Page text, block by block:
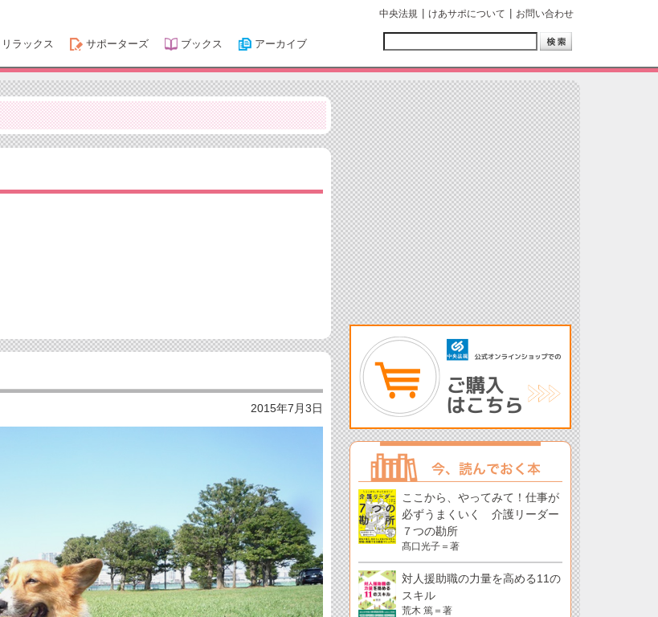
リラックス サポーターズ ブックス アーカイブ
中央法規 けあサポについて お問い合わせ
2015年7月3日
ここから、やってみて！仕事が
必ずうまくいく 介護リーダー
７つの勘所
髙口光子＝著
対人援助職の力量を高める11の
スキル
荒木 篤＝著